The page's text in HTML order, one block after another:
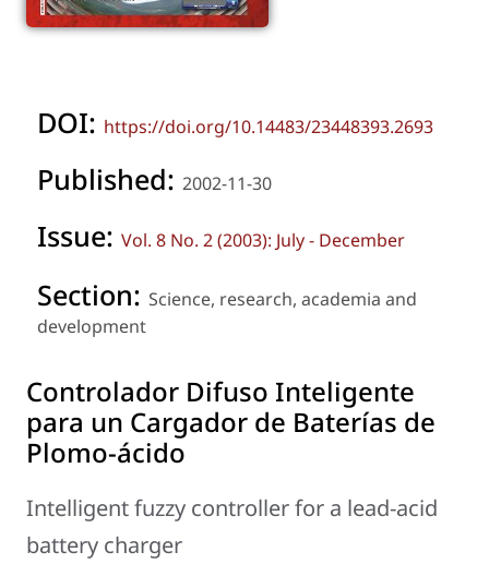
DOI: https://doi.org/10.14483/23448393.2693
Published: 2002-11-30
Issue: Vol. 8 No. 2 (2003): July - December
Section: Science, research, academia and
development
Controlador Difuso Inteligente
para un Cargador de Baterías de
Plomo-ácido
Intelligent fuzzy controller for a lead-acid
battery charger